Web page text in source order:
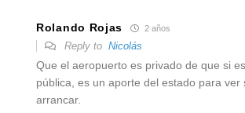
Rolando Rojas 2 años
Reply to Nicolás
Que el aeropuerto es privado de que si
pública, es un aporte del estado para ver
arrancar.